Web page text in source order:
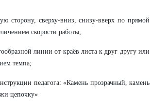
сторону, сверху-вниз, снизу-вверх по прямой
скорости работы;
линии от краёв листа к друг другу или
темпа;
педагога: «Камень прозрачный, камень
цепочку»